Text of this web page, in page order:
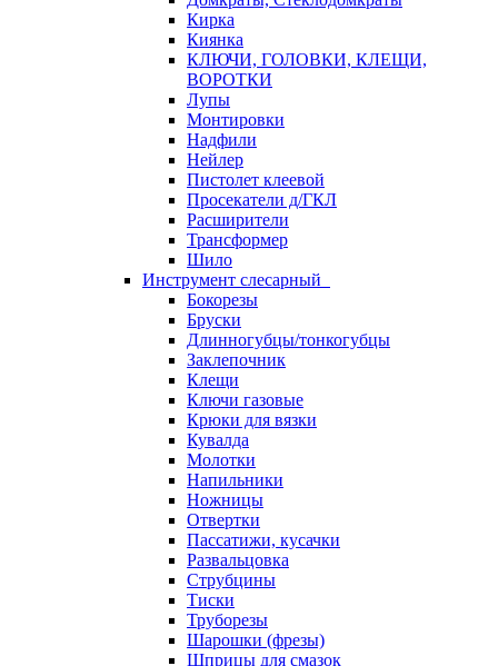
Кирка
Киянка
КЛЮЧИ, ГОЛОВКИ, КЛЕЩИ,
ВОРОТКИ
Лупы
Монтировки
Надфили
Нейлер
Пистолет клеевой
Просекатели д/ГКЛ
Расширители
Трансформер
Шило
Инструмент слесарный
Бокорезы
Бруски
Длинногубцы/тонкогубцы
Заклепочник
Клещи
Ключи газовые
Крюки для вязки
Кувалда
Молотки
Напильники
Ножницы
Отвертки
Пассатижи, кусачки
Развальцовка
Струбцины
Тиски
Труборезы
Шарошки (фрезы)
Шприцы для смазок